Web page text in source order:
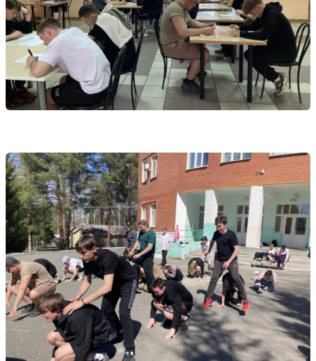
Управляйте объявлениями, отслеживайте
публикации и получайте сообщения
Войти или зарегистрироваться